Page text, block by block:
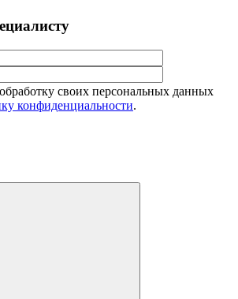
своих персональных данных
конфиденциальности.